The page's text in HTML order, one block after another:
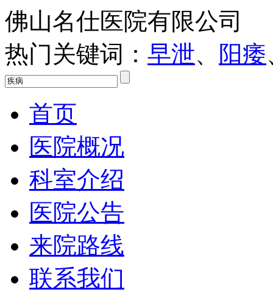
佛山名仕医院有限公司
热门关键词： 早泄、 阳痿
首页
医院概况
科室介绍
医院公告
来院路线
联系我们